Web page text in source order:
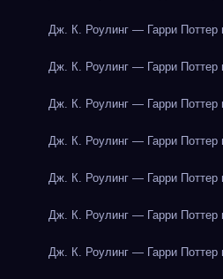
Дж. К. Роулинг — Гарри Поттер
Дж. К. Роулинг — Гарри Поттер
Дж. К. Роулинг — Гарри Поттер
Дж. К. Роулинг — Гарри Поттер
Дж. К. Роулинг — Гарри Поттер
Дж. К. Роулинг — Гарри Поттер
Дж. К. Роулинг — Гарри Поттер